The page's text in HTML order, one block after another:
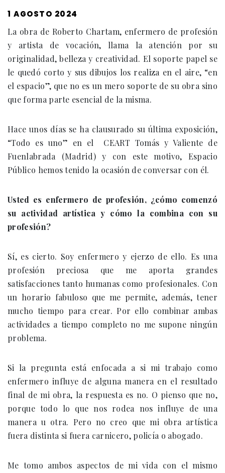
PUBLICADO
1 AGOSTO 2024
La obra de Roberto Chartam, enfermero de profesión
y artista de vocación, llama la atención por su
originalidad, belleza y creatividad. El soporte papel se
le quedó corto y sus dibujos los realiza en el aire, “en
el espacio”, que no es un mero soporte de su obra sino
que forma parte esencial de la misma.
Hace unos días se ha clausurado su última exposición,
“Todo es uno” en el CEART Tomás y Valiente de
Fuenlabrada (Madrid) y con este motivo, Espacio
Público hemos tenido la ocasión de conversar con él.
Usted es enfermero de profesión, ¿cómo comenzó
su actividad artística y cómo la combina con su
profesión?
Sí, es cierto. Soy enfermero y ejerzo de ello. Es una
profesión preciosa que me aporta grandes
satisfacciones tanto humanas como profesionales. Con
un horario fabuloso que me permite, además, tener
mucho tiempo para crear. Por ello combinar ambas
actividades a tiempo completo no me supone ningún
problema.
Si la pregunta está enfocada a si mi trabajo como
enfermero influye de alguna manera en el resultado
final de mi obra, la respuesta es no. O pienso que no,
porque todo lo que nos rodea nos influye de una
manera u otra. Pero no creo que mi obra artística
fuera distinta si fuera carnicero, policía o abogado.
Me tomo ambos aspectos de mi vida con el mismo